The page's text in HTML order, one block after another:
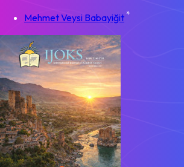
Mehmet Veysi Babayiğit *